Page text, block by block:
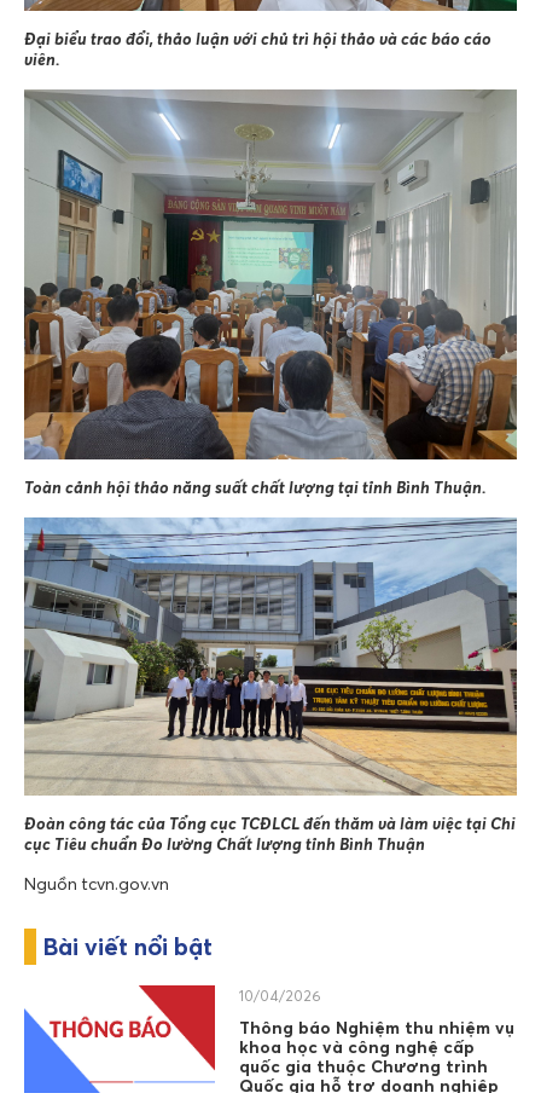
Đại biểu trao đổi, thảo luận với chủ trì hội thảo và các báo cáo
viên.
Toàn cảnh hội thảo năng suất chất lượng tại tỉnh Bình Thuận.
Đoàn công tác của Tổng cục TCĐLCL đến thăm và làm việc tại Chi
cục Tiêu chuẩn Đo lường Chất lượng tỉnh Bình Thuận
Nguồn tcvn.gov.vn
Bài viết nổi bật
10/04/2026
Thông báo Nghiệm thu nhiệm vụ
khoa học và công nghệ cấp
quốc gia thuộc Chương trình
Quốc gia hỗ trợ doanh nghiệp